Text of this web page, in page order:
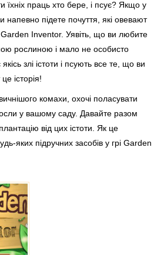
їхніх праць хто бере, і псує? Якщо у
напевно підете почуття, які овевают
Inventor. Уявіть, що ви любите
рослиною і мало не особисто
злі істоти і псують все те, що ви
історія!
комахи, охочі поласувати
у вашому саду. Давайте разом
від цих істоти. Як це
яких підручних засобів у грі Garden